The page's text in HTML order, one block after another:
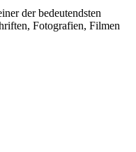
der bedeutendsten
Fotografien, Filmen